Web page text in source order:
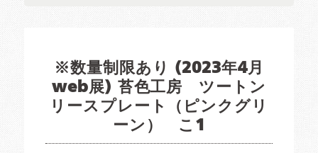
※数量制限あり (2023年4月
web展) 苔色工房 ツートン
リースプレート（ピンクグリ
ーン） こ1